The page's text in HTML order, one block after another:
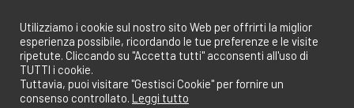
contenuto
Utilizziamo i cookie sul nostro sito Web per offrirti la miglior
esperienza possibile, ricordando le tue preferenze e le visite
ripetute. Cliccando su "Accetta tutti" acconsenti all'uso di
TUTTI i cookie.
Tuttavia, puoi visitare "Gestisci Cookie" per fornire un
consenso controllato. Leggi tutto